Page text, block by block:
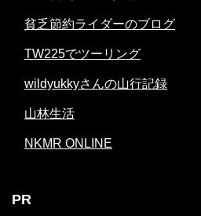
貧乏節約ライダーのブログ
TW225でツーリング
wildyukkyさんの山行記録
山林生活
NKMR ONLINE
PR